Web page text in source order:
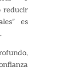
reducir
es